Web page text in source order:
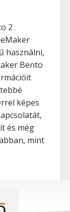
2
használni,
Bento
képes
és még
mint